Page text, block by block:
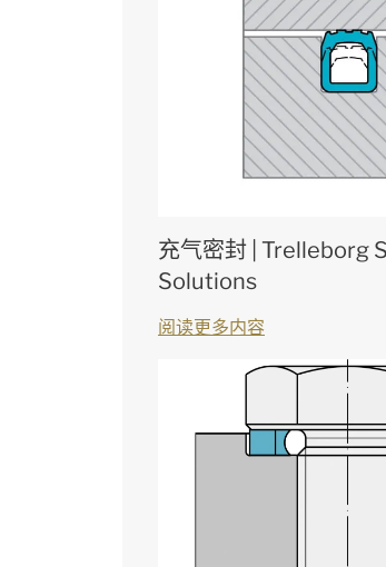
充气密封 | Trelleborg
Solutions
阅读更多内容